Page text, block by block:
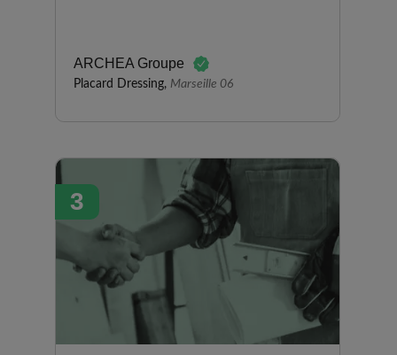
entièrement satisfaits.
ARCHEA Groupe
Placard Dressing, Marseille 06
3